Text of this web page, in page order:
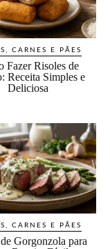
CARNES E PÃES
Fazer Risoles de
Receita Simples e
Deliciosa
CARNES E PÃES
Gorgonzola para